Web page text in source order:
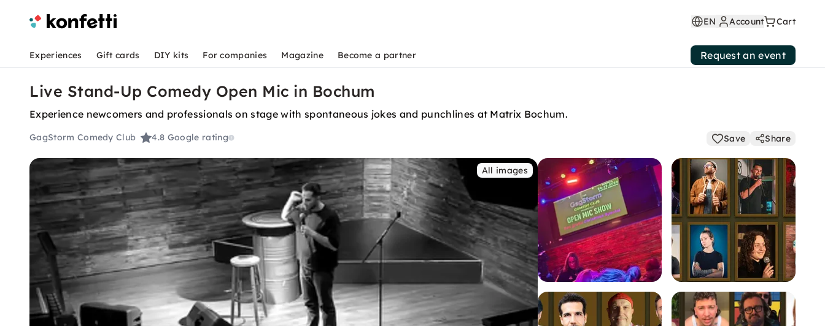
EN Account Cart
Experiences Gift cards DIY kits For companies Magazine Become a partner Request an event
Live Stand-Up Comedy Open Mic in Bochum
Experience newcomers and professionals on stage with spontaneous jokes and punchlines at Matrix Bochum.
GagStorm Comedy Club 4.8 Google rating Save Share
All images